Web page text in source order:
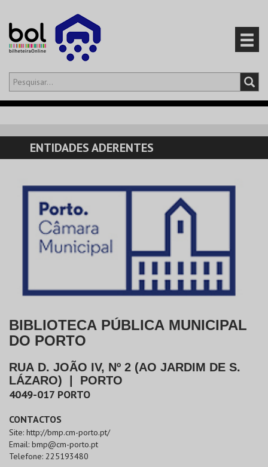
Olá,iniciar sessão
CARRINHO
EVENTOS
CARTÕES
PRODUTOS
ENTIDADES ADERENTES
BIBLIOTECA PÚBLICA MUNICIPAL
DO PORTO
RUA D. JOÃO IV, Nº 2 (AO JARDIM DE S.
LÁZARO)
PORTO
4049-017 PORTO
CONTACTOS
Site: http://bmp.cm-porto.pt/
Email: bmp@cm-porto.pt
Telefone: 225193480